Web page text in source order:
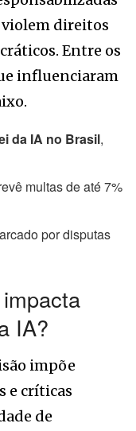
direitos
Entre os
influenciaram
da IA no Brasil,
multas de até 7%
por disputas
IA?
impõe
e críticas
de